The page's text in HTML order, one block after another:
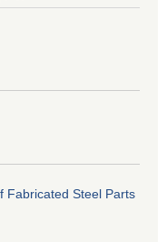
Fabricated Steel Parts